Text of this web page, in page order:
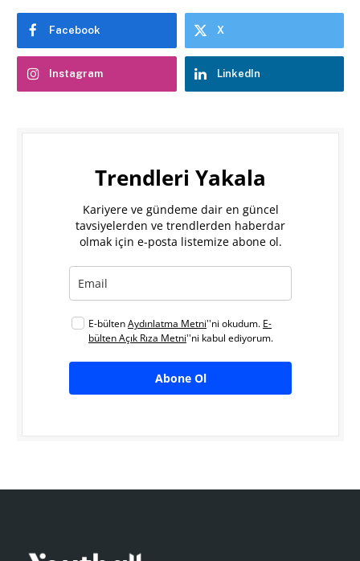
Facebook X
Instagram LinkedIn
Trendleri Yakala
Kariyere ve gündeme dair en güncel
tavsiyelerden ve trendlerden haberdar
olmak için e-posta listemize abone ol.
E-bültenAydınlatma Metni''ni okudum. E-
bülten Açık Rıza Metni''ni kabul ediyorum.
Abone Ol